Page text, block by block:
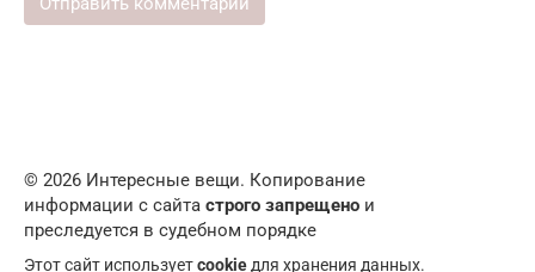
© 2026 Интересные вещи. Копирование
информации с сайта строго запрещено и
преследуется в судебном порядке
Этот сайт используетcookieдля хранения данных.